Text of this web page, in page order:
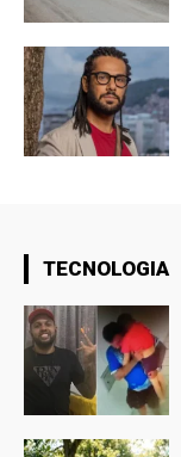
TECNOLOGIA